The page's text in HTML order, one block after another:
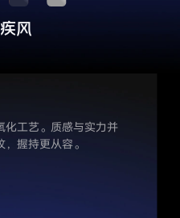
风
化工艺。质感与实力并
，握持更从容。